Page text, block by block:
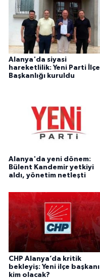
Alanya'da siyasi
hareketlilik: Yeni Parti İlçe
Başkanlığı kuruldu
Alanya'da yeni dönem:
Bülent Kandemir yetkiyi
aldı, yönetim netleşti
CHP Alanya’da kritik
bekleyiş: Yeni ilçe başkanı
kim olacak?